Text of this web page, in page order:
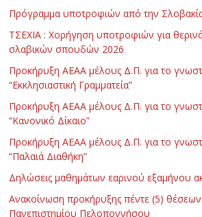
Πρόγραμμα υποτροφιών από την
ΤΣΕΧΙΑ : Χορήγηση υποτροφιών για
σλαβικών σπουδών 2026
Προκήρυξη ΑΕΑΑ μέλους Δ.Π. για το
“Εκκλησιαστική Γραμματεία”
Προκήρυξη ΑΕΑΑ μέλους Δ.Π. για το
“Κανονικό Δίκαιο”
Προκήρυξη ΑΕΑΑ μέλους Δ.Π. για το
“Παλαιά Διαθήκη”
Δηλώσεις μαθημάτων εαρινού εξαμήνου
Ανακοίνωση προκήρυξης πέντε (5)
Πανεπιστημίου Πελοποννήσου